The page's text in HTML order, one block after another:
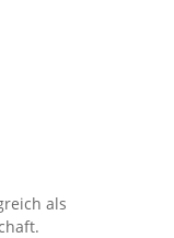
als